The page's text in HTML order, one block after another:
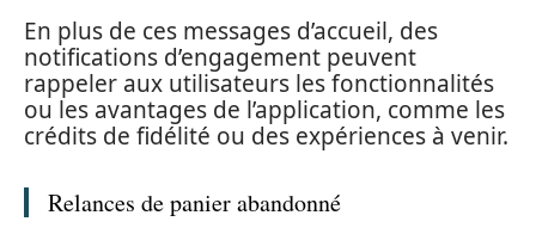
En plus de ces messages d’accueil, des
notifications d’engagement peuvent
rappeler aux utilisateurs les fonctionnalités
ou les avantages de l’application, comme les
crédits de fidélité ou des expériences à venir.
Relances de panier abandonné